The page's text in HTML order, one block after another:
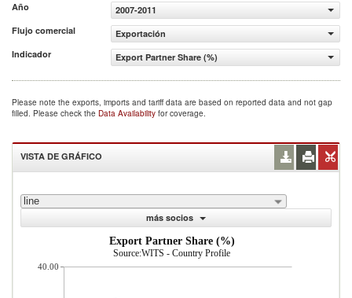
Año
2007-2011
Flujo comercial
Exportación
Indicador
Export Partner Share (%)
Please note the exports, imports and tariff data are based on reported data and not gap
filled. Please check the Data Availability for coverage.
VISTA DE GRÁFICO
line
más socios
Export Partner Share (%)
Source:WITS - Country Profile
40.00